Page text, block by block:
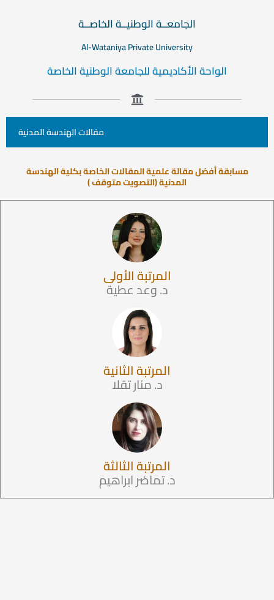
الجامعــة الوطنيــة الخاصــة
Al-Wataniya Private University
الواحة الأكاديمية للجامعة الوطنية الخاصة
مقالات الهندسة المدنية
مسابقة أفضل مقالة علمية المقالات الخاصة بكلية الهندسة
المدنية (التصويت متوقف )
المرتبة الأولى
د. وعد عطية
المرتبة الثانية
د. منار تقلا
المرتبة الثالثة
د. تماضر ابراهيم